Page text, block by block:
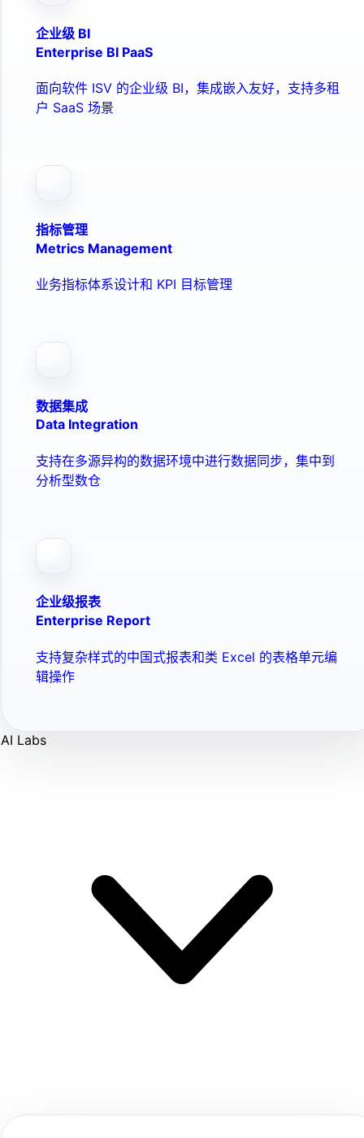
企业级 BI
Enterprise BI PaaS
面向软件 ISV 的企业级 BI，集成嵌入友好，支持多租
户 SaaS 场景
指标管理
Metrics Management
业务指标体系设计和 KPI 目标管理
数据集成
Data Integration
支持在多源异构的数据环境中进行数据同步，集中到
分析型数仓
企业级报表
Enterprise Report
支持复杂样式的中国式报表和类 Excel 的表格单元编
辑操作
AI Labs